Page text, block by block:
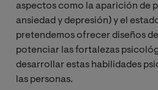
aspectos como la aparición de
ansiedad y depresión) y el
pretendemos ofrecer diseños
potenciar las fortalezas
desarrollar estas habilidades
las personas.